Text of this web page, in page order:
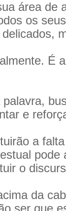
área de
os
É
e
a
pode
o
da